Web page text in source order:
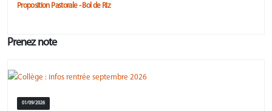
Proposition Pastorale - Bol de Riz
Prenez note
01/09/2026